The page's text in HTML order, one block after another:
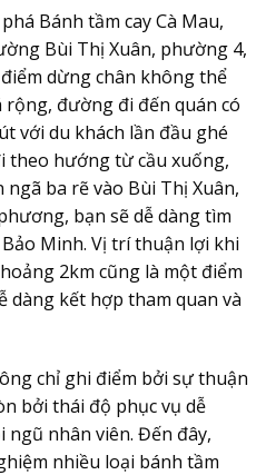
Bánh tầm cay Cà Mau,
Bùi Thị Xuân, phường 4,
dừng chân không thể
rộng, đường đi đến quán có
với du khách lần đầu ghé
theo hướng từ cầu xuống,
ba rẽ vào Bùi Thị Xuân,
bạn sẽ dễ dàng tìm
Minh. Vị trí thuận lợi khi
2km cũng là một điểm
dàng kết hợp tham quan và
chỉ ghi điểm bởi sự thuận
bởi thái độ phục vụ dễ
nhân viên. Đến đây,
nhiều loại bánh tầm